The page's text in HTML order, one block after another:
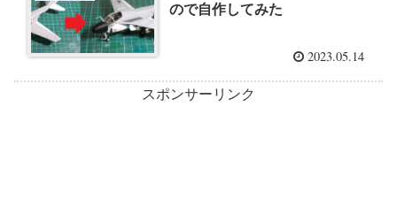
ので自作してみた
2023.05.14
スポンサーリンク